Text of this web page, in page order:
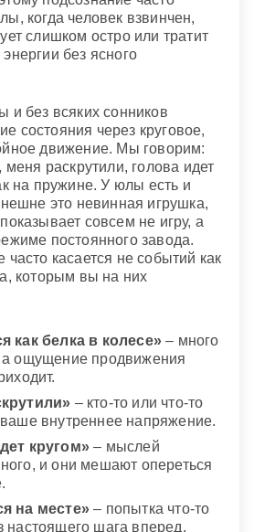
когда человек взвинчен,
слишком остро или тратит
без ясного
и без всяких сонников
состояния через круговое,
движение. Мы говорим:
меня раскрутили, голова идет
на пружине. У юлы есть и
это невинная игрушка,
совсем не игру, а
постоянного завода.
касается не событий как
которым вы на них
как белка в колесе» – много
ощущение продвижения
– кто-то или что-то
внутреннее напряжение.
кругом» – мыслей
и они мешают опереться
на месте» – попытка что-то
настоящего шага вперед.